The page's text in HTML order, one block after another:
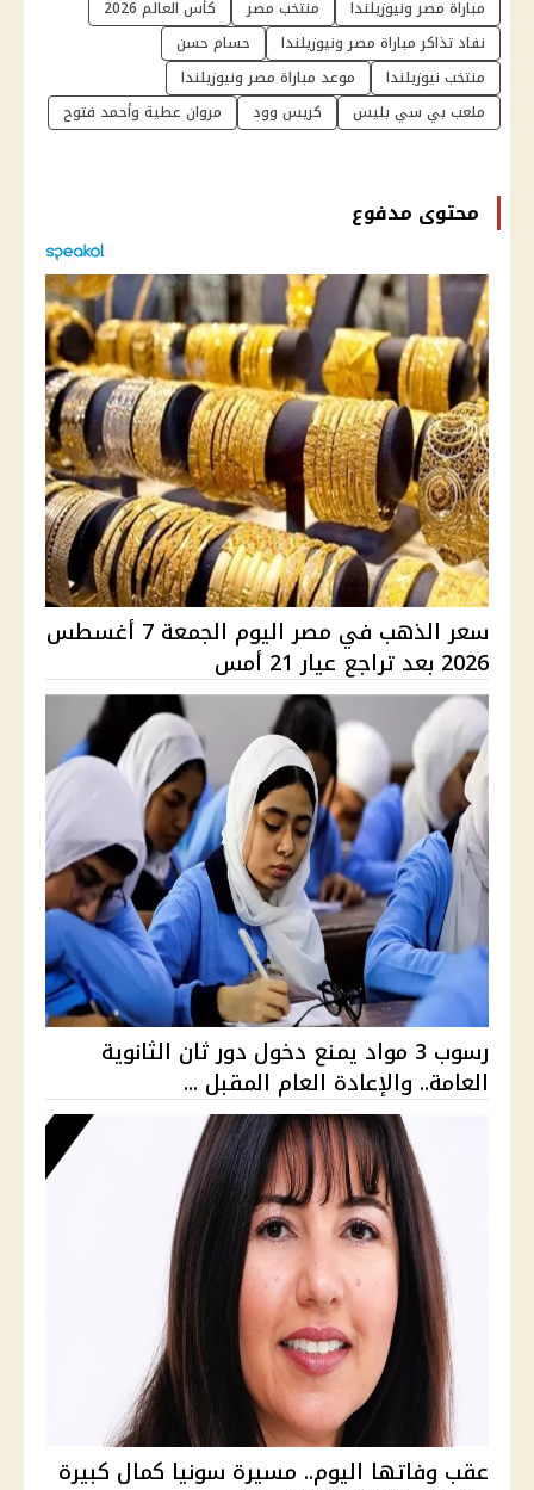
مباراة مصر ونيوزيلندا منتخب مصر
كأس العالم 2026
نفاد تذاكر مباراة مصر ونيوزيلندا
حسام حسن
منتخب نيوزيلندا
موعد مباراة مصر ونيوزيلندا
ملعب بي سي بليس
كريس وود مروان عطية وأحمد فتوح
محتوى مدفوع
سعر الذهب في مصر اليوم الجمعة 7 أغسطس
2026 بعد تراجع عيار 21 أمس
رسوب 3 مواد يمنع دخول دور ثان الثانوية
العامة.. والإعادة العام المقبل ...
عقب وفاتها اليوم.. مسيرة سونيا كمال كبيرة